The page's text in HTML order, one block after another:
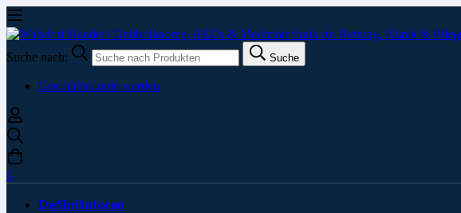
Suche nach: Suche
Geschäftskunde werden
0
Defibrillatoren